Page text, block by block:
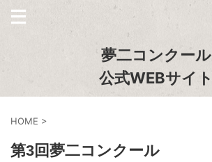
夢二コンクール
公式WEBサイト
HOME >
第3回夢二コンクール